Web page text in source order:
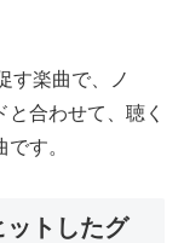
す楽曲で、ノ
合わせて、聴く
す。
ットしたグ